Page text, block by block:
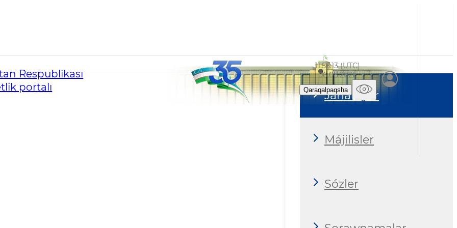
Respublikası
portalı
11:55:14 (UTC)
06.08.2026
Qaraqalpaqsha
Jańalıqlar
Májilisler
Sózler